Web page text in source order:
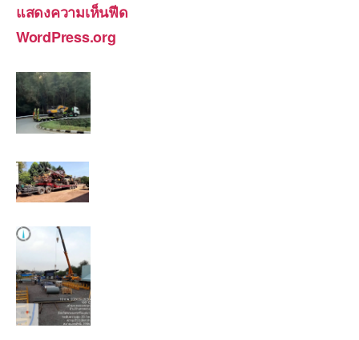
แสดงความเห็นฟีด
WordPress.org